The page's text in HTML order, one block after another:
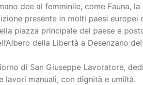
dee al femminile, come Fauna,
presente in molti paesi europei
piazza principale del paese e
della Libertà a Desenzano
di San Giuseppe Lavoratore,
lavori manuali, con dignità e umiltà.